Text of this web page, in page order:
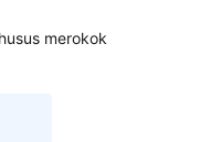
merokok